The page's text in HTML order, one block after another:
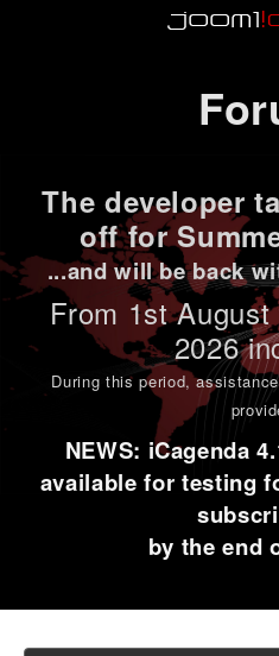
The developer
off for
...and will be back
From 1stAugust
2026
During this period,
NEWS: iCagenda
available for testing
by the end